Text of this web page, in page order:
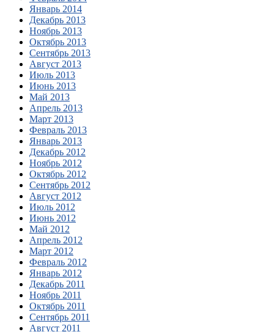
Январь 2014
Декабрь 2013
Ноябрь 2013
Октябрь 2013
Сентябрь 2013
Август 2013
Июль 2013
Июнь 2013
Май 2013
Апрель 2013
Март 2013
Февраль 2013
Январь 2013
Декабрь 2012
Ноябрь 2012
Октябрь 2012
Сентябрь 2012
Август 2012
Июль 2012
Июнь 2012
Май 2012
Апрель 2012
Март 2012
Февраль 2012
Январь 2012
Декабрь 2011
Ноябрь 2011
Октябрь 2011
Сентябрь 2011
Август 2011